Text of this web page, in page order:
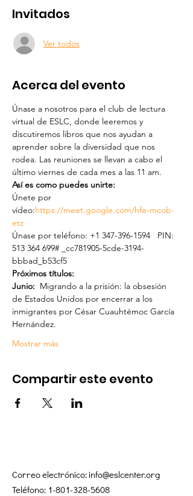
Invitados
Ver todos
Acerca del evento
Únase a nosotros para el club de lectura
virtual de ESLC, donde leeremos y
discutiremos libros que nos ayudan a
aprender sobre la diversidad que nos
rodea. Las reuniones se llevan a cabo el
último viernes de cada mes a las 11 am.
Así es como puedes unirte:
Únete por
vídeo:https://meet.google.com/hfe-mcob-
etz
Únase por teléfono: +1 347-396-1594   PIN:
513 364 699# _cc781905-5cde-3194-
bbbad_b53cf5
Próximos títulos:
Junio: Migrando a la prisión: la obsesión
de Estados Unidos por encerrar a los
inmigrantes por César Cuauhtémoc García
Hernández.
Mostrar más
Compartir este evento
Correo electrónico:info@eslcenter.org
Teléfono: 1-801-328-5608